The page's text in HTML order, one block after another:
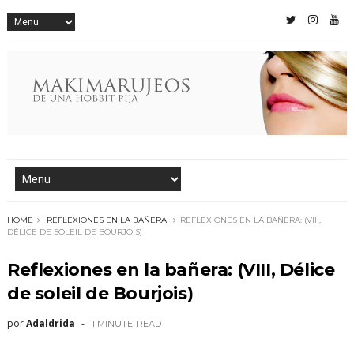
HOME REFLEXIONES EN LA BAÑERA
REFLEXIONES EN LA BAÑERA: (VIII,
DÉLICE DE SOLEIL DE BOURJOIS)
Reflexiones en la bañera: (VIII, Délice
de soleil de Bourjois)
porAdaldrida 1 MINUTE READ